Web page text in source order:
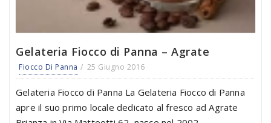
Gelateria Fiocco di Panna – Agrate
Fiocco Di Panna 25 Giugno 2016
Gelateria Fiocco di Panna La Gelateria Fiocco di Panna
apre il suo primo locale dedicato al fresco ad Agrate